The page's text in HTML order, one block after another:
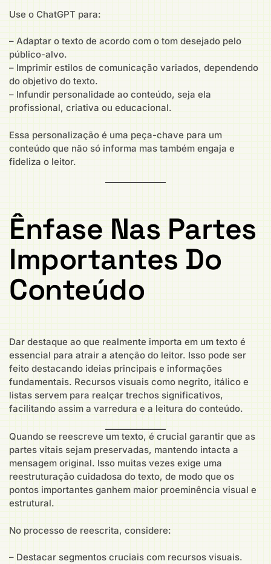
Use o ChatGPT para:
– Adaptar o texto de acordo com o tom desejado pelo
público-alvo.
– Imprimir estilos de comunicação variados, dependendo
do objetivo do texto.
– Infundir personalidade ao conteúdo, seja ela
profissional, criativa ou educacional.
Essa personalização é uma peça-chave para um
conteúdo que não só informa mas também engaja e
fideliza o leitor.
Ênfase Nas Partes
Importantes Do
Conteúdo
Dar destaque ao que realmente importa em um texto é
essencial para atrair a atenção do leitor. Isso pode ser
feito destacando ideias principais e informações
fundamentais. Recursos visuais como negrito, itálico e
listas servem para realçar trechos significativos,
facilitando assim a varredura e a leitura do conteúdo.
Quando se reescreve um texto, é crucial garantir que as
partes vitais sejam preservadas, mantendo intacta a
mensagem original. Isso muitas vezes exige uma
reestruturação cuidadosa do texto, de modo que os
pontos importantes ganhem maior proeminência visual e
estrutural.
No processo de reescrita, considere:
– Destacar segmentos cruciais com recursos visuais.